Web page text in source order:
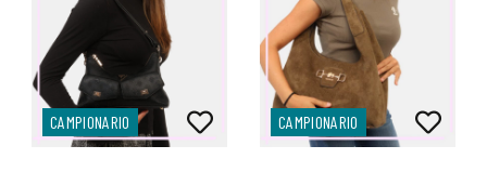
CAMPIONARIO CAMPIONARIO